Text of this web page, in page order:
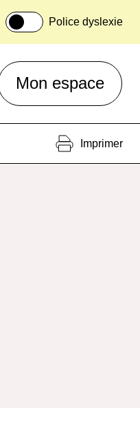
Police dyslexie
Mon espace
Imprimer